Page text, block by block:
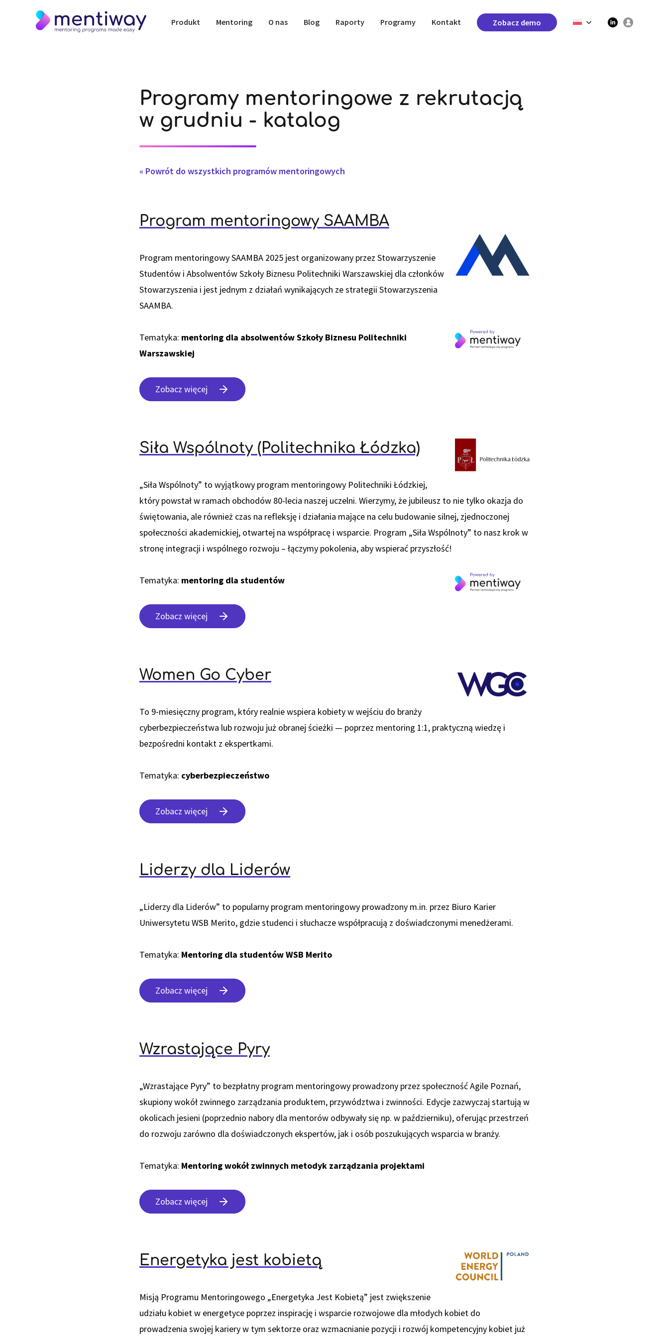
Produkt Mentoring O nas Blog Raporty Programy Kontakt Zobacz demo
Programy mentoringowe z rekrutacją
w grudniu - katalog
« Powrót do wszystkich programów mentoringowych
Program mentoringowy SAAMBA
Program mentoringowy SAAMBA 2025 jest organizowany przez Stowarzyszenie
Studentów i Absolwentów Szkoły Biznesu Politechniki Warszawskiej dla członków
Stowarzyszenia i jest jednym z działań wynikających ze strategii Stowarzyszenia
SAAMBA.
Tematyka: mentoring dla absolwentów Szkoły Biznesu Politechniki
Warszawskiej
Zobacz więcej
Siła Wspólnoty (Politechnika Łódzka)
„Siła Wspólnoty” to wyjątkowy program mentoringowy Politechniki Łódzkiej,
który powstał w ramach obchodów 80-lecia naszej uczelni. Wierzymy, że jubileusz to nie tylko okazja do
świętowania, ale również czas na refleksję i działania mające na celu budowanie silnej, zjednoczonej
społeczności akademickiej, otwartej na współpracę i wsparcie. Program „Siła Wspólnoty” to nasz krok w
stronę integracji i wspólnego rozwoju – łączymy pokolenia, aby wspierać przyszłość!
Tematyka: mentoring dla studentów
Zobacz więcej
Women Go Cyber
To 9-miesięczny program, który realnie wspiera kobiety w wejściu do branży
cyberbezpieczeństwa lub rozwoju już obranej ścieżki — poprzez mentoring 1:1, praktyczną wiedzę i
bezpośredni kontakt z ekspertkami.
Tematyka: cyberbezpieczeństwo
Zobacz więcej
Liderzy dla Liderów
„Liderzy dla Liderów” to popularny program mentoringowy prowadzony m.in. przez Biuro Karier
Uniwersytetu WSB Merito, gdzie studenci i słuchacze współpracują z doświadczonymi menedżerami.
Tematyka: Mentoring dla studentów WSB Merito
Zobacz więcej
Wzrastające Pyry
„Wzrastające Pyry” to bezpłatny program mentoringowy prowadzony przez społeczność Agile Poznań,
skupiony wokół zwinnego zarządzania produktem, przywództwa i zwinności. Edycje zazwyczaj startują w
okolicach jesieni (poprzednio nabory dla mentorów odbywały się np. w październiku), oferując przestrzeń
do rozwoju zarówno dla doświadczonych ekspertów, jak i osób poszukujących wsparcia w branży.
Tematyka: Mentoring wokół zwinnych metodyk zarządzania projektami
Zobacz więcej
Energetyka jest kobietą
Misją Programu Mentoringowego „Energetyka Jest Kobietą” jest zwiększenie
udziału kobiet w energetyce poprzez inspirację i wsparcie rozwojowe dla młodych kobiet do
prowadzenia swojej kariery w tym sektorze oraz wzmacnianie pozycji i rozwój kompetencyjny kobiet już